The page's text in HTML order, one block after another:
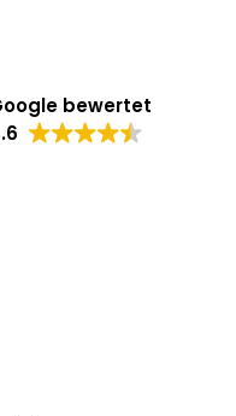
bewertet